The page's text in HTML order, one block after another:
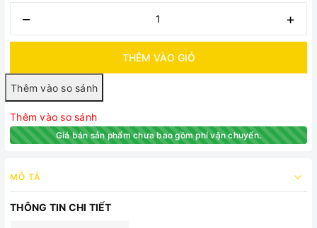
– +
THÊM VÀO GIỎ
Thêm vào so sánh
Giá bán sản phẩm chưa bao gồm phí vận chuyển.
MÔ TẢ
THÔNG TIN CHI TIẾT